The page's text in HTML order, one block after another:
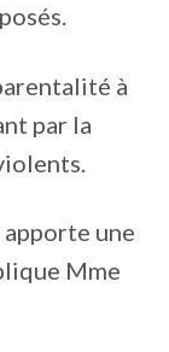
à
par la
une
Mme